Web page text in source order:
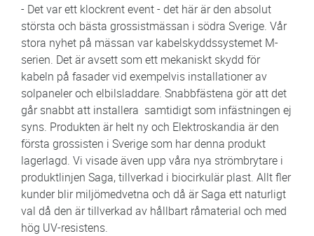
- Det var ett klockrent event - det här är den absolut
största och bästa grossistmässan i södra Sverige. Vår
stora nyhet på mässan var kabelskyddssystemet M-
serien. Det är avsett som ett mekaniskt skydd för
kabeln på fasader vid exempelvis installationer av
solpaneler och elbilsladdare. Snabbfästena gör att det
går snabbt att installera samtidigt som infästningen ej
syns. Produkten är helt ny och Elektroskandia är den
första grossisten i Sverige som har denna produkt
lagerlagd. Vi visade även upp våra nya strömbrytare i
produktlinjen Saga, tillverkad i biocirkulär plast. Allt fler
kunder blir miljömedvetna och då är Saga ett naturligt
val då den är tillverkad av hållbart råmaterial och med
hög UV-resistens.